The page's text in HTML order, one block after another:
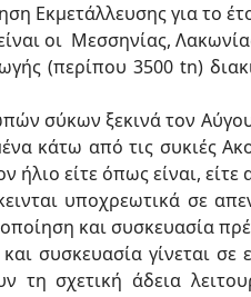
Εκμετάλλευσης για το
οι Μεσσηνίας,
(περίπου 3500 tn)
σύκων ξεκινά τον
κάτω από τις συκιές
ήλιο είτε όπως είναι,
υποχρεωτικά σε
και συσκευασία
συσκευασία γίνεται
τη σχετική άδεια